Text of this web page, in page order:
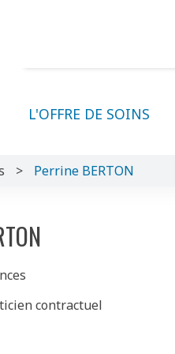
L'OFFRE DE SOINS
> Perrine BERTON
contractuel